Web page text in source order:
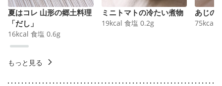
夏はコレ 山形の郷土料理
「だし」
16kcal 食塩 0.6g
ミニトマトの冷たい煮物
19kcal 食塩 0.2g
あじの
75kcal
もっと見る